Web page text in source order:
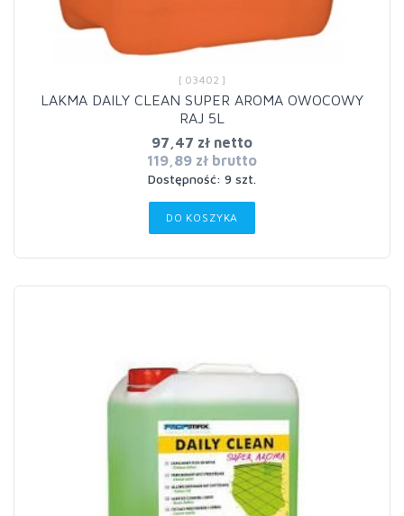
[ 03402 ]
LAKMA DAILY CLEAN SUPER AROMA OWOCOWY
RAJ 5L
97,47 zł netto
119,89 zł brutto
Dostępność: 9 szt.
DO KOSZYKA